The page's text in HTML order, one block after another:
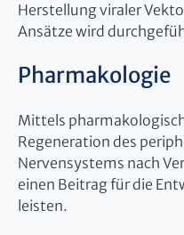
Herstellung viraler
Ansätze wird
Pharmakologie
Mittels
Regeneration des
Nervensystems nach
einen Beitrag für die
leisten.